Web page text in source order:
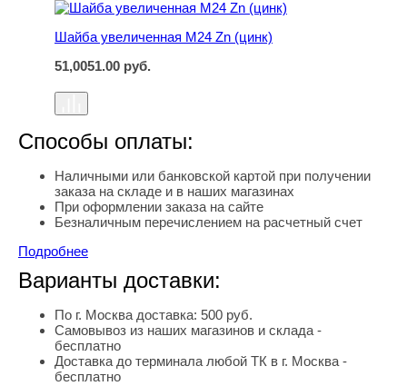
Шайба увеличенная М24 Zn (цинк)
51,0051.00 руб.
Способы оплаты:
Наличными или банковской картой при получении
заказа на складе и в наших магазинах
При оформлении заказа на сайте
Безналичным перечислением на расчетный счет
Подробнее
Варианты доставки:
По г. Москва доставка: 500 руб.
Самовывоз из наших магазинов и склада -
бесплатно
Доставка до терминала любой ТК в г. Москва -
бесплатно